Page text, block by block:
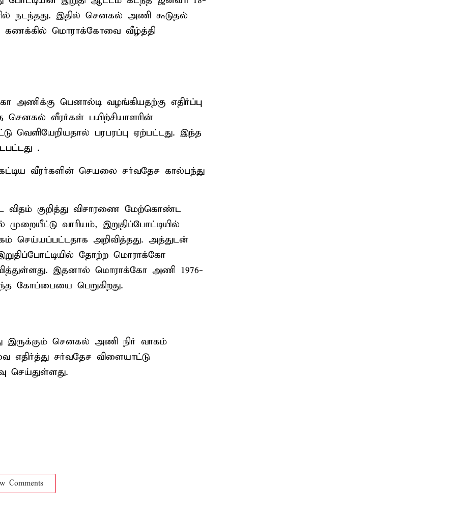
நடந்தது. இதில் செனகல் அணி கூடுதல்
கணக்கில் மொராக்கோவை வீழ்த்தி
அணிக்கு பெனால்டி வழங்கியதற்கு எதிர்ப்பு
செனகல் வீரர்கள் பயிற்சியாளரின்
வெளியேறியதால் பரபரப்பு ஏற்பட்டது. இந்த
.
வீரர்களின் செயலை சர்வதேச கால்பந்து
குறித்து விசாரணை மேற்கொண்ட
வாரியம், இறுதிப்போட்டியில்
செய்யப்பட்டதாக அறிவித்தது. அத்துடன்
தோற்ற மொராக்கோ
இதனால் மொராக்கோ அணி 1976-
கோப்பையை பெறுகிறது.
இருக்கும் செனகல் அணி நிர் வாகம்
எதிர்த்து சர்வதேச விளையாட்டு
செய்துள்ளது.
Comments